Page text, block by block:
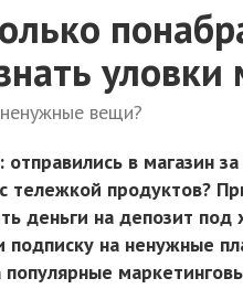
уловки
вещи?
отправились в магазин
тележкой продуктов?
деньги на депозит
подписку на ненужные
популярные